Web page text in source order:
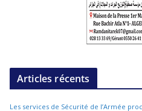
Articles récents
Les services de Sécurité de l’Armée